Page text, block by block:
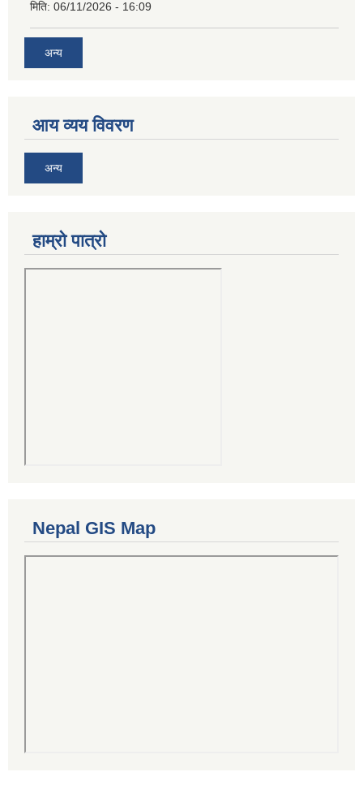
मिति: 06/11/2026 - 16:09
अन्य
आय व्यय विवरण
अन्य
हाम्रो पात्रो
Nepal GIS Map